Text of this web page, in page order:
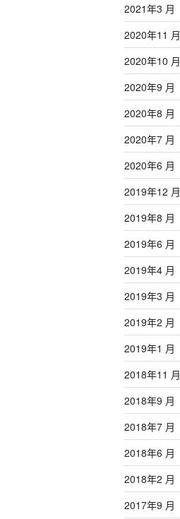
2021年3 月
2020年11 月
2020年10 月
2020年9 月
2020年8 月
2020年7 月
2020年6 月
2019年12 月
2019年8 月
2019年6 月
2019年4 月
2019年3 月
2019年2 月
2019年1 月
2018年11 月
2018年9 月
2018年7 月
2018年6 月
2018年2 月
2017年9 月